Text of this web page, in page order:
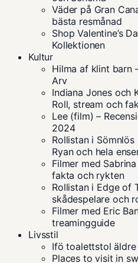
Väder på Gran
bästa resmånad
Shop Valentine’s
Kollektionen
Kultur
Hilma af klint barn
Arv
Indiana Jones och
Roll, stream och
Lee (film) –
2024
Rollistan i
Ryan och hela
Filmer med
fakta och rykten
Rollistan i Edge of
skådespelare och
Filmer med Eric
treamingguide
Livsstil
Ifö toalettstol äldre
Places to visit in